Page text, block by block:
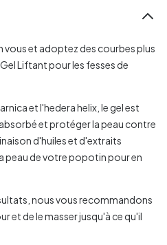
et adoptez des courbes plus
Liftant pour les fesses de
et l'hedera helix, le gel est
et protéger la peau contre
d'huiles et d'extraits
peau de votre popotin pour en
nous vous recommandons
et de le masser jusqu'à ce qu'il